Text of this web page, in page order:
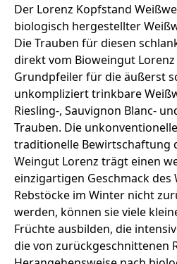
Der Lorenz Kopfstand
biologisch hergestellter
Die Trauben für diesen
direkt vom Bioweingut
Grundpfeiler für die äußerst
unkompliziert trinkbare
Riesling-, Sauvignon Blanc-
Trauben. Die
traditionelle Bewirtschaftung
Weingut Lorenz trägt einen
einzigartigen Geschmack des
Rebstöcke im Winter nicht
werden, können sie viele
Früchte ausbilden, die
die von zurückgeschnittenen